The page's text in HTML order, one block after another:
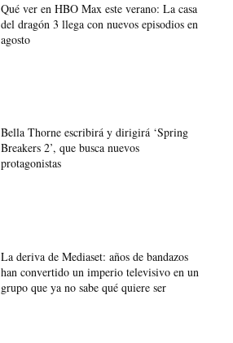
Qué ver en HBO Max este verano: La casa
del dragón 3 llega con nuevos episodios en
agosto
Bella Thorne escribirá y dirigirá ‘Spring
Breakers 2’, que busca nuevos
protagonistas
La deriva de Mediaset: años de bandazos
han convertido un imperio televisivo en un
grupo que ya no sabe qué quiere ser